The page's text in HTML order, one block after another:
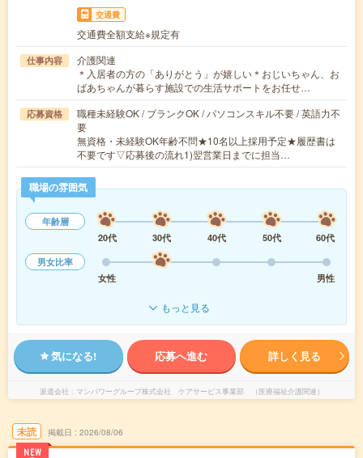
交通費
交通費全額支給※規定有
仕事内容
介護関連
＊入居者の方の「ありがとう」が嬉しい＊おじいちゃん、お
ばあちゃんが暮らす施設での生活サポートをお任せ…
応募資格
職種未経験OK / ブランクOK / パソコンスキル不要 / 英語力不
要
無資格・未経験OK年齢不問★10名以上採用予定★履歴書は
不要です▽応募後の流れ1)翌営業日までに担当…
職場の雰囲気
年齢層
20代
30代 40代 50代
60代
男女比率
女性
男性
もっと見る
気になる! 応募へ進む 詳しく見る
派遣会社 マンパワーグループ株式会社 ケアサービス事業部 （医療福祉介護関連）
未読
NEW
掲載日 2026/08/06